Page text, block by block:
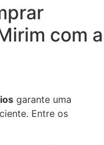
com a
garante uma
Entre os